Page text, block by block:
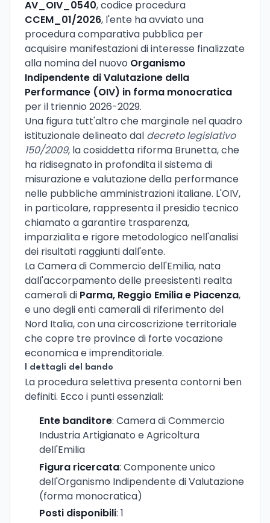
AV_OIV_0540, codice procedura
CCEM_01/2026, l'ente ha avviato una
procedura comparativa pubblica per
acquisire manifestazioni di interesse finalizzate
alla nomina del nuovo Organismo
Indipendente di Valutazione della
Performance (OIV) in forma monocratica
per il triennio 2026-2029.
Una figura tutt'altro che marginale nel quadro
istituzionale delineato dal decreto legislativo
150/2009, la cosiddetta riforma Brunetta, che
ha ridisegnato in profondita il sistema di
misurazione e valutazione della performance
nelle pubbliche amministrazioni italiane. L'OIV,
in particolare, rappresenta il presidio tecnico
chiamato a garantire trasparenza,
imparzialita e rigore metodologico nell'analisi
dei risultati raggiunti dall'ente.
La Camera di Commercio dell'Emilia, nata
dall'accorpamento delle preesistenti realta
camerali di Parma, Reggio Emilia e Piacenza,
e uno degli enti camerali di riferimento del
Nord Italia, con una circoscrizione territoriale
che copre tre province di forte vocazione
economica e imprenditoriale.
I dettagli del bando
La procedura selettiva presenta contorni ben
definiti. Ecco i punti essenziali:
Ente banditore: Camera di Commercio
Industria Artigianato e Agricoltura
dell'Emilia
Figura ricercata: Componente unico
dell'Organismo Indipendente di Valutazione
(forma monocratica)
Posti disponibili: 1